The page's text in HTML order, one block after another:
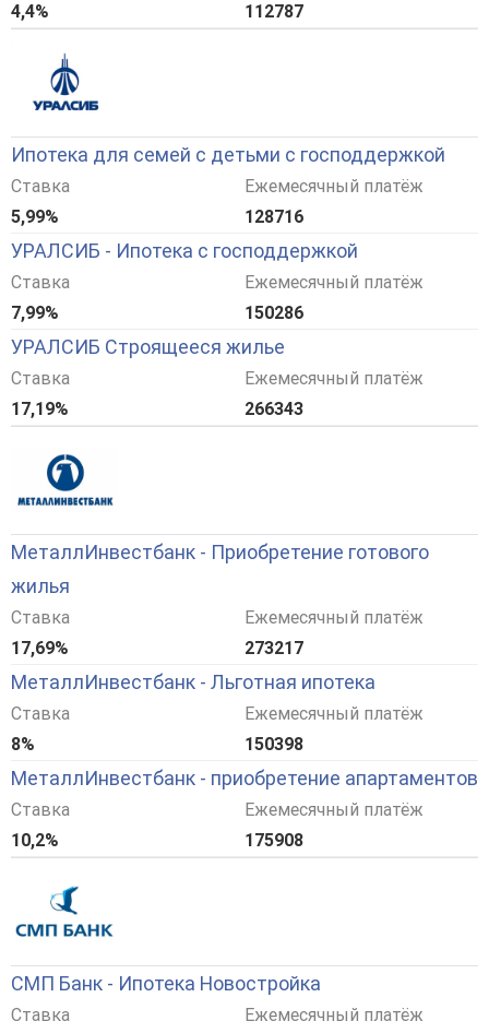
4,4%
112787
Ипотека для семей с детьми с господдержкой
Ставка
5,99%
Ежемесячный платёж
128716
УРАЛСИБ - Ипотека с господдержкой
Ставка
7,99%
Ежемесячный платёж
150286
УРАЛСИБ Строящееся жилье
Ставка
17,19%
Ежемесячный платёж
266343
МеталлИнвестбанк - Приобретение готового
жилья
Ставка
17,69%
Ежемесячный платёж
273217
МеталлИнвестбанк - Льготная ипотека
Ставка
8%
Ежемесячный платёж
150398
МеталлИнвестбанк - приобретение апартаментов
Ставка
10,2%
Ежемесячный платёж
175908
СМП Банк - Ипотека Новостройка
Ставка
Ежемесячный платёж